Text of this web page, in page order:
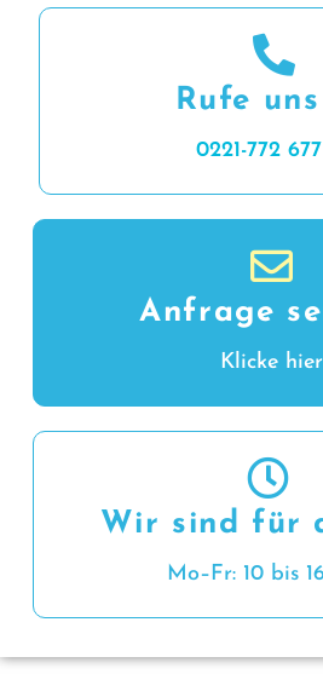
Rufe
0221-772
Anfrage
Klicke hier
Wir sind für
Mo–Fr: 10 bis